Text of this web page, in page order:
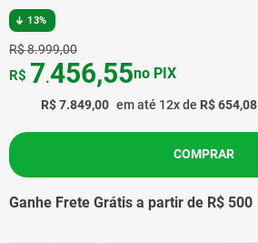
13%
R$8.999,00
R$7.849,00 em até 12x de R$654,08
R$ 7.456,55no PIX
COMPRAR
Ganhe Frete Grátis a partir de R$ 500
5º